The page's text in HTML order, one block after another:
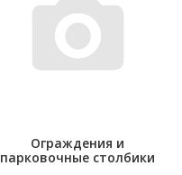
Ограждения и
парковочные столбики